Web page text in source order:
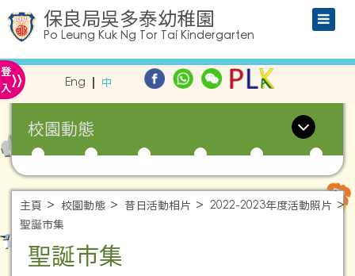
保良局吳多泰幼稚園
Po Leung Kuk Ng Tor Tai Kindergarten
登
入» Eng 中
校園動態
主頁 校園動態 昔日活動相片
2022-2023年度活動照片
聖誕市集
聖誕市集